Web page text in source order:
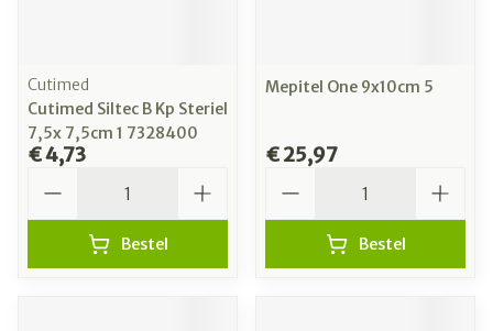
Cutimed
Cutimed Siltec B Kp Steriel
7,5x 7,5cm 1 7328400
€ 4,73
Bestel
Mepitel One 9x10cm 5
€ 25,97
Bestel